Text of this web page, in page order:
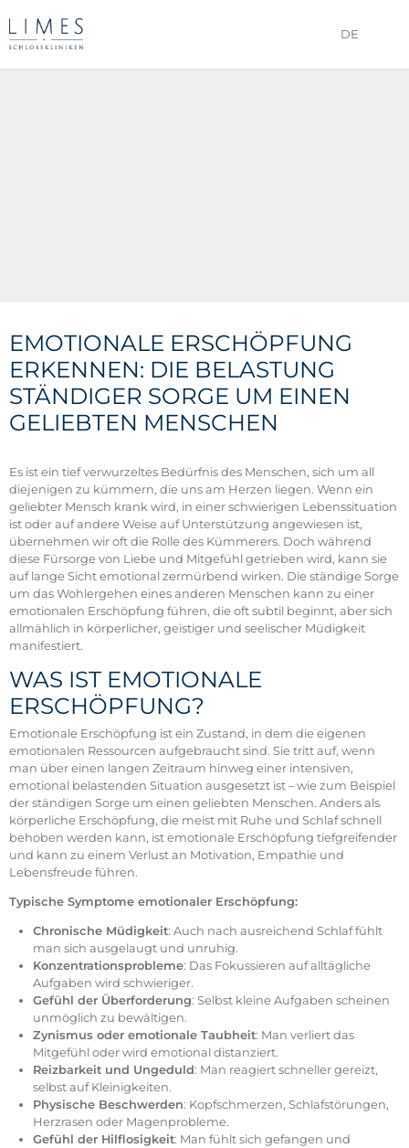
DE
EMOTIONALE ERSCHÖPFUNG
ERKENNEN: DIE BELASTUNG
STÄNDIGER SORGE UM EINEN
GELIEBTEN MENSCHEN
Es ist ein tief verwurzeltes Bedürfnis des Menschen, sich um all
diejenigen zu kümmern, die uns am Herzen liegen. Wenn ein
geliebter Mensch krank wird, in einer schwierigen Lebenssituation
ist oder auf andere Weise auf Unterstützung angewiesen ist,
übernehmen wir oft die Rolle des Kümmerers. Doch während
diese Fürsorge von Liebe und Mitgefühl getrieben wird, kann sie
auf lange Sicht emotional zermürbend wirken. Die ständige Sorge
um das Wohlergehen eines anderen Menschen kann zu einer
emotionalen Erschöpfung führen, die oft subtil beginnt, aber sich
allmählich in körperlicher, geistiger und seelischer Müdigkeit
manifestiert.
WAS IST EMOTIONALE
ERSCHÖPFUNG?
Emotionale Erschöpfung ist ein Zustand, in dem die eigenen
emotionalen Ressourcen aufgebraucht sind. Sie tritt auf, wenn
man über einen langen Zeitraum hinweg einer intensiven,
emotional belastenden Situation ausgesetzt ist – wie zum Beispiel
der ständigen Sorge um einen geliebten Menschen. Anders als
körperliche Erschöpfung, die meist mit Ruhe und Schlaf schnell
behoben werden kann, ist emotionale Erschöpfung tiefgreifender
und kann zu einem Verlust an Motivation, Empathie und
Lebensfreude führen.
Typische Symptome emotionaler Erschöpfung:
Chronische Müdigkeit: Auch nach ausreichend Schlaf fühlt
man sich ausgelaugt und unruhig.
Konzentrationsprobleme: Das Fokussieren auf alltägliche
Aufgaben wird schwieriger.
Gefühl der Überforderung: Selbst kleine Aufgaben scheinen
unmöglich zu bewältigen.
Zynismus oder emotionale Taubheit: Man verliert das
Mitgefühl oder wird emotional distanziert.
Reizbarkeit und Ungeduld: Man reagiert schneller gereizt,
selbst auf Kleinigkeiten.
Physische Beschwerden: Kopfschmerzen, Schlafstörungen,
Herzrasen oder Magenprobleme.
Gefühl der Hilflosigkeit: Man fühlt sich gefangen und